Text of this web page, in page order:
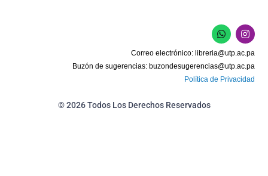
W
h
a
t
s
a
p
I
n
s
t
a
g
r
Correo electrónico: libreria@utp.ac.pa
Buzón de sugerencias: buzondesugerencias@utp.ac.pa
Política de Privacidad
© 2026 Todos Los Derechos Reservados